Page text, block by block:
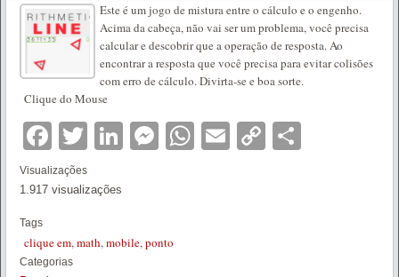
Este é um jogo de mistura entre o cálculo e o engenho.
Acima da cabeça, não vai ser um problema, você precisa
calcular e descobrir que a operação de resposta. Ao
encontrar a resposta que você precisa para evitar colisões
com erro de cálculo. Divirta-se e boa sorte.
Clique do Mouse
Facebook
TwitterLinkedIn
Messenger
WhatsApp
EmailCopy
Visualizações
1.917 visualizações
Tags
clique em,math,mobile,ponto
Categorias